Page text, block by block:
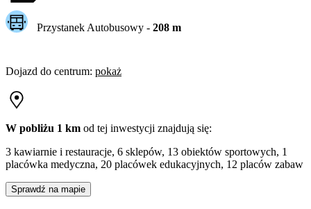
Przystanek Autobusowy - 208m
Dojazd do centrum: pokaż
W pobliżu 1 km od tej inwestycji znajdują się:
3 kawiarnie i restauracje, 6 sklepów, 13 obiektów sportowych, 1
placówka medyczna, 20 placówek edukacyjnych, 12 placów zabaw
Sprawdź na mapie